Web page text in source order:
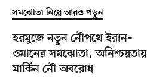
সমঝোতা নিয়ে আরও পড়ুন
হরমুজে নতুন নৌপথে ইরান–
ওমানের সমঝোতা, অনিশ্চয়তায়
মার্কিন নৌ অবরোধ